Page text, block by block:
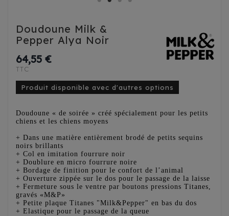
Doudoune Milk &
Pepper Alya Noir
64,55 €
TTC
Produit disponible avec d'autres options
Doudoune « de soirée » créé spécialement pour les petits
chiens et les chiens moyens
+ Dans une matière entièrement brodé de petits sequins
noirs brillants
+ Col en imitation fourrure noir
+ Doublure en micro fourrure noire
+ Bordage de finition pour le confort de l’animal
+ Ouverture zippée sur le dos pour le passage de la laisse
+ Fermeture sous le ventre par boutons pressions Titanes,
gravés «M&P»
+ Petite plaque Titanes "Milk&Pepper" en bas du dos
+ Elastique pour le passage de la queue